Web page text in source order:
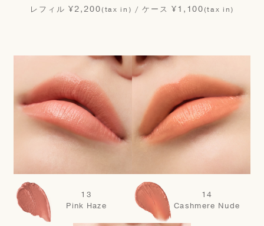
レフィル ¥2,200(tax in) / ケース ¥1,100(tax in)
13
Pink Haze
14
Cashmere Nude